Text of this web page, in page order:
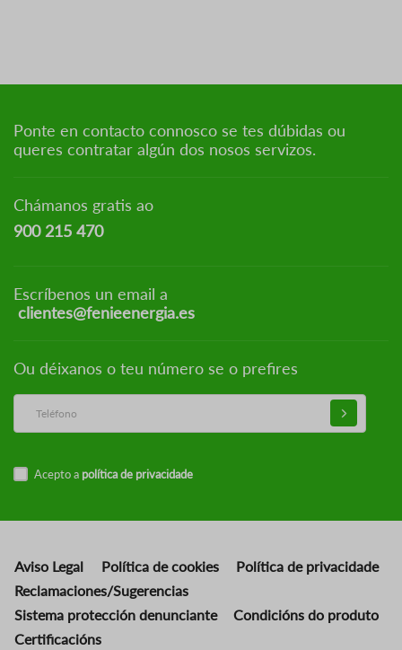
Ponte en contacto connosco se tes dúbidas ou
queres contratar algún dos nosos servizos.
Chámanos gratis ao
900 215 470
Escríbenos un email a
clientes@fenieenergia.es
Ou déixanos o teu número se o prefires
Acepto a política de privacidade
Aviso Legal Política de cookies
Política de privacidade
Reclamaciones/Sugerencias
Sistema protección denunciante
Condicións do produto
Certificacións